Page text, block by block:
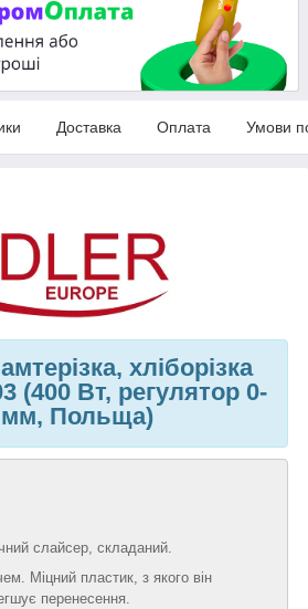
Доставка Оплата Умови
хліборізка
(400 Вт, регулятор 0-
мм, Польща)
слайсер, складаний.
Міцний пластик, з якого він
перенесення.